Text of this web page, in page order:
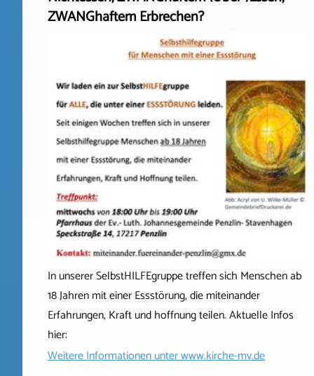
ZWANGhaftem Erbrechen?
In unserer SelbstHILFEgruppe treffen sich Menschen ab
18 Jahren mit einer Essstörung, die miteinander
Erfahrungen, Kraft und hoffnung teilen. Aktuelle Infos
hier:
Weitere Informationen unterwww.kirche-mv.de